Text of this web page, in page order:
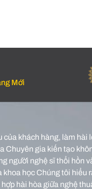
Mới
khách hàng, làm
Chuyên gia kiến tạo
người nghệ sĩ thổi
học Chúng tôi
hài hòa giữa nghệ